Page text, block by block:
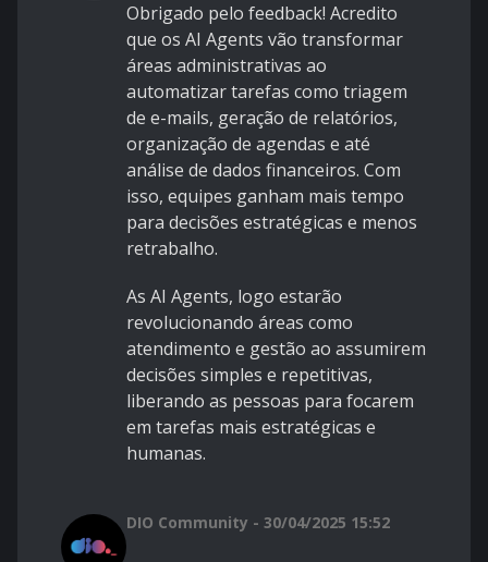
Obrigado pelo feedback! Acredito
que os AI Agents vão transformar
áreas administrativas ao
automatizar tarefas como triagem
de e-mails, geração de relatórios,
organização de agendas e até
análise de dados financeiros. Com
isso, equipes ganham mais tempo
para decisões estratégicas e menos
retrabalho.
As AI Agents, logo estarão
revolucionando áreas como
atendimento e gestão ao assumirem
decisões simples e repetitivas,
liberando as pessoas para focarem
em tarefas mais estratégicas e
humanas.
DIO Community - 30/04/2025 15:52